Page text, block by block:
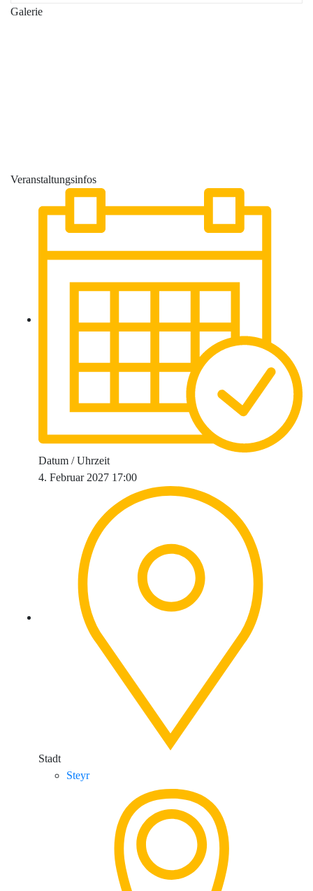
Galerie
Veranstaltungsinfos
Datum / Uhrzeit
4. Februar 2027 17:00
Stadt
Steyr